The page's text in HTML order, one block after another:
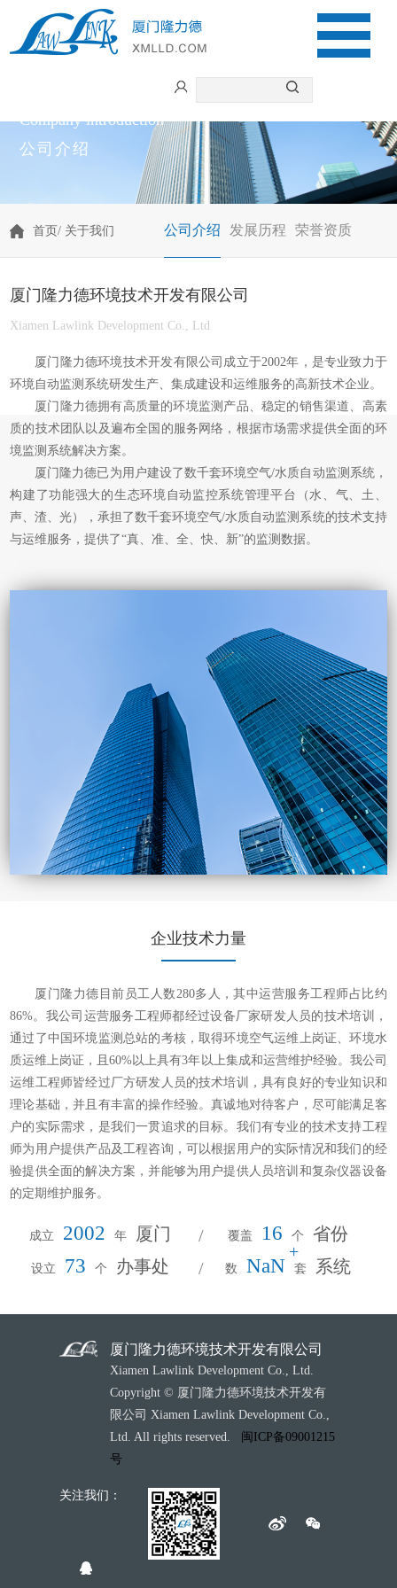
Company introduction
公司介绍
首页/ 关于我们 公司介绍 发展历程 荣誉资质
厦门隆力德环境技术开发有限公司
Xiamen Lawlink Development Co., Ltd
厦门隆力德环境技术开发有限公司成立于2002年，是专业致力于
环境自动监测系统研发生产、集成建设和运维服务的高新技术企业。
厦门隆力德拥有高质量的环境监测产品、稳定的销售渠道、高素
质的技术团队以及遍布全国的服务网络，根据市场需求提供全面的环
境监测系统解决方案。
厦门隆力德已为用户建设了数千套环境空气/水质自动监测系统，
构建了功能强大的生态环境自动监控系统管理平台（水、气、土、
声、渣、光），承担了数千套环境空气/水质自动监测系统的技术支持
与运维服务，提供了“真、准、全、快、新”的监测数据。
企业技术力量
厦门隆力德目前员工人数280多人，其中运营服务工程师占比约
86%。我公司运营服务工程师都经过设备厂家研发人员的技术培训，
通过了中国环境监测总站的考核，取得环境空气运维上岗证、环境水
质运维上岗证，且60%以上具有3年以上集成和运营维护经验。我公司
运维工程师皆经过厂方研发人员的技术培训，具有良好的专业知识和
理论基础，并且有丰富的操作经验。真诚地对待客户，尽可能满足客
户的实际需求，是我们一贯追求的目标。我们有专业的技术支持工程
师为用户提供产品及工程咨询，可以根据用户的实际情况和我们的经
验提供全面的解决方案，并能够为用户提供人员培训和复杂仪器设备
的定期维护服务。
成立 2002 年 厦门 覆盖 16 个 省份
设立 73 个 办事处 数 NaN 套 系统
厦门隆力德环境技术开发有限公司
Xiamen Lawlink Development Co., Ltd.
Copyright © 厦门隆力德环境技术开发有
限公司 Xiamen Lawlink Development Co.,
Ltd. All rights reserved. 闽ICP备09001215
号
关注我们：